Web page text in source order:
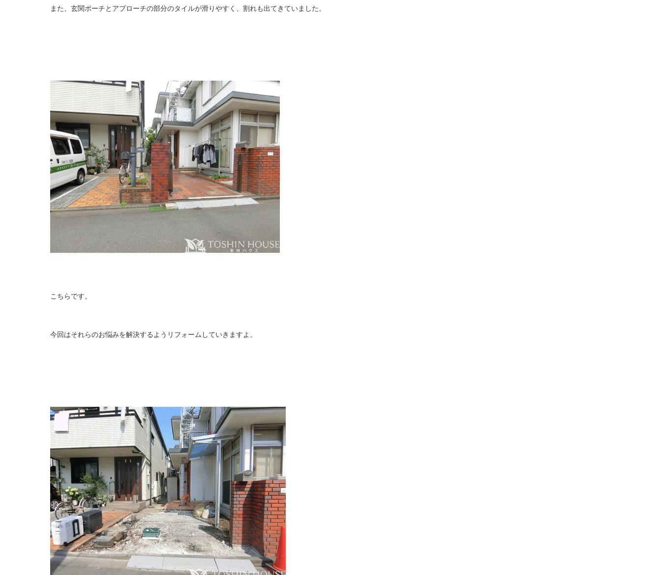
また、玄関ポーチとアプローチの部分のタイルが滑りやすく、割れも出てきていました。
こちらです。
今回はそれらのお悩みを解決するようリフォームしていきますよ。